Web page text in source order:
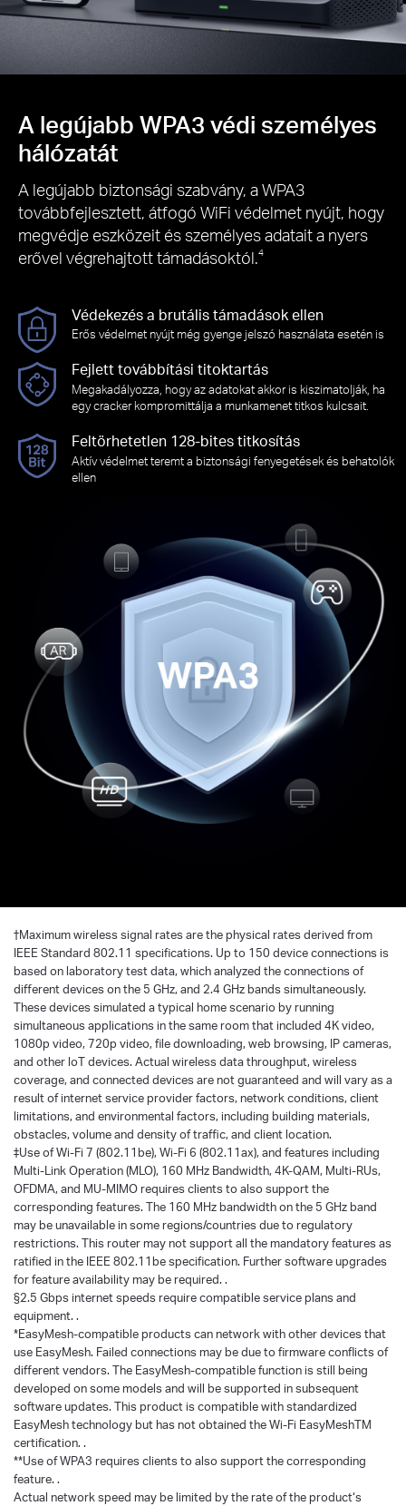
A legújabb WPA3 védi személyes
hálózatát
A legújabb biztonsági szabvány, a WPA3
továbbfejlesztett, átfogó WiFi védelmet nyújt, hogy
megvédje eszközeit és személyes adatait a nyers
erővel végrehajtott támadásoktól.4
Védekezés a brutális támadások ellen
Erős védelmet nyújt még gyenge jelszó használata esetén is
Fejlett továbbítási titoktartás
Megakadályozza, hogy az adatokat akkor is kiszimatolják, ha
egy cracker kompromittálja a munkamenet titkos kulcsait.
Feltörhetetlen 128-bites titkosítás
Aktív védelmet teremt a biztonsági fenyegetések és behatolók
ellen
†Maximum wireless signal rates are the physical rates derived from
IEEE Standard 802.11 specifications. Up to 150 device connections is
based on laboratory test data, which analyzed the connections of
different devices on the 5 GHz, and 2.4 GHz bands simultaneously.
These devices simulated a typical home scenario by running
simultaneous applications in the same room that included 4K video,
1080p video, 720p video, file downloading, web browsing, IP cameras,
and other loT devices. Actual wireless data throughput, wireless
coverage, and connected devices are not guaranteed and will vary as a
result of internet service provider factors, network conditions, client
limitations, and environmental factors, including building materials,
obstacles, volume and density of traffic, and client location.
‡Use of Wi-Fi 7 (802.11be), Wi-Fi 6 (802.11ax), and features including
Multi-Link Operation (MLO), 160 MHz Bandwidth, 4K-QAM, Multi-RUs,
OFDMA, and MU-MIMO requires clients to also support the
corresponding features. The 160 MHz bandwidth on the 5 GHz band
may be unavailable in some regions/countries due to regulatory
restrictions. This router may not support all the mandatory features as
ratified in the IEEE 802.11be specification. Further software upgrades
for feature availability may be required. .
§2.5 Gbps internet speeds require compatible service plans and
equipment. .
*EasyMesh-compatible products can network with other devices that
use EasyMesh. Failed connections may be due to firmware conflicts of
different vendors. The EasyMesh-compatible function is still being
developed on some models and will be supported in subsequent
software updates. This product is compatible with standardized
EasyMesh technology but has not obtained the Wi-Fi EasyMeshTM
certification. .
**Use of WPA3 requires clients to also support the corresponding
feature. .
Actual network speed may be limited by the rate of the product‘s